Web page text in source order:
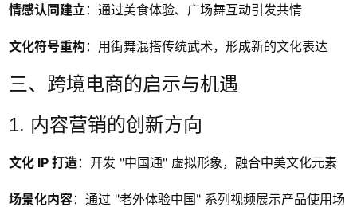
情感认同建立 ：通过美食体验、广场舞互动引发共情
文化符号重构：用街舞混搭传统武术，形成新的文化表达
三、跨境电商的启示与机遇
1. 内容营销的创新方向
文化 IP 打造：开发 "中国通" 虚拟形象，融合中美文化元素
场景化内容：通过 "老外体验中国" 系列视频展示产品使用场